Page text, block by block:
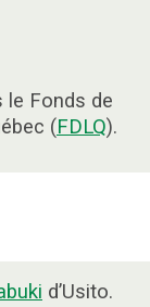
le Fonds de
(FDLQ).
d’Usito.